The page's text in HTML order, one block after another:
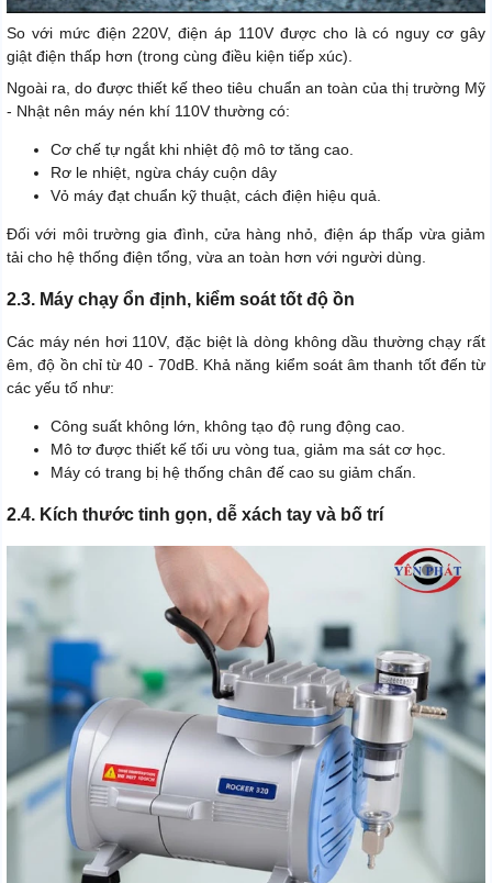
So với mức điện 220V, điện áp 110V được cho là có nguy cơ gây
giật điện thấp hơn (trong cùng điều kiện tiếp xúc).
Ngoài ra, do được thiết kế theo tiêu chuẩn an toàn của thị trường Mỹ
- Nhật nên máy nén khí 110V thường có:
Cơ chế tự ngắt khi nhiệt độ mô tơ tăng cao.
Rơ le nhiệt, ngừa cháy cuộn dây
Vỏ máy đạt chuẩn kỹ thuật, cách điện hiệu quả.
Đối với môi trường gia đình, cửa hàng nhỏ, điện áp thấp vừa giảm
tải cho hệ thống điện tổng, vừa an toàn hơn với người dùng.
2.3. Máy chạy ổn định, kiểm soát tốt độ ồn
Các máy nén hơi 110V, đặc biệt là dòng không dầu thường chạy rất
êm, độ ồn chỉ từ 40 - 70dB. Khả năng kiểm soát âm thanh tốt đến từ
các yếu tố như:
Công suất không lớn, không tạo độ rung động cao.
Mô tơ được thiết kế tối ưu vòng tua, giảm ma sát cơ học.
Máy có trang bị hệ thống chân đế cao su giảm chấn.
2.4. Kích thước tinh gọn, dễ xách tay và bố trí